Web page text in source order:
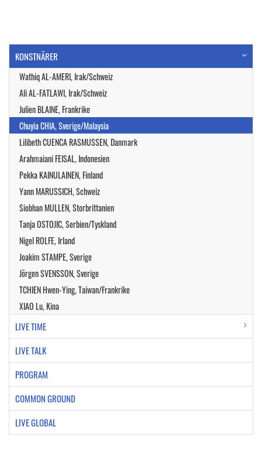
KONSTNÄRER
Wathiq AL-AMERI, Irak/Schweiz
Ali AL-FATLAWI, Irak/Schweiz
Julien BLAINE, Frankrike
Chuyia CHIA, Sverige/Malaysia
Lilibeth CUENCA RASMUSSEN, Danmark
Arahmaiani FEISAL, Indonesien
Pekka KAINULAINEN, Finland
Yann MARUSSICH, Schweiz
Siobhan MULLEN, Storbrittanien
Tanja OSTOJIC, Serbien/Tyskland
Nigel ROLFE, Irland
Joakim STAMPE, Sverige
Jörgen SVENSSON, Sverige
TCHIEN Hwen-Ying, Taiwan/Frankrike
XIAO Lu, Kina
LIVE TIME
LIVE TALK
PROGRAM
COMMON GROUND
LIVE GLOBAL